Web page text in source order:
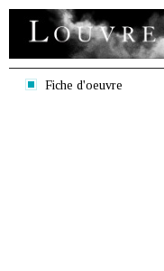
Fiche d'oeuvre